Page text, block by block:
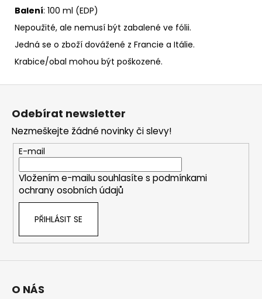
Balení: 100 ml (EDP)
Nepoužité, ale nemusí být zabalené ve fólii.
Jedná se o zboží dovážené z Francie a Itálie.
Krabice/obal mohou být poškozené.
Z
Odebírat newsletter
Nezmeškejte žádné novinky či slevy!
E-mail
Vložením e-mailu souhlasíte s podmínkami
ochrany osobních údajů
PŘIHLÁSIT SE
O NÁS